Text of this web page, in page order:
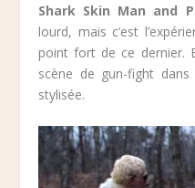
Shark Skin Man and
lourd, mais c’est
point fort de ce dernier.
scène de gun-fight
stylisée.